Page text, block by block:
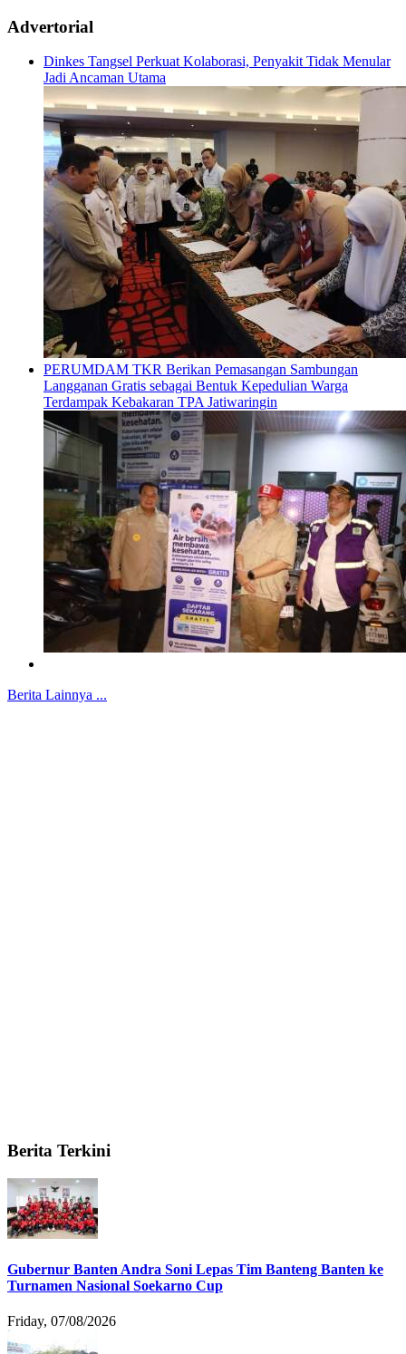
Advertorial
Dinkes Tangsel Perkuat Kolaborasi, Penyakit Tidak Menular
Jadi Ancaman Utama
PERUMDAM TKR Berikan Pemasangan Sambungan
Langganan Gratis sebagai Bentuk Kepedulian Warga
Terdampak Kebakaran TPA Jatiwaringin
Berita Lainnya ...
Berita Terkini
Gubernur Banten Andra Soni Lepas Tim Banteng Banten ke
Turnamen Nasional Soekarno Cup
Friday, 07/08/2026